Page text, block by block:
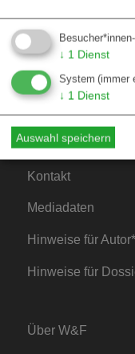
Blog
Bestellen
Fördern
Jubiläum 40 Jahre
Kontakt
Mediadaten
Hinweise für
Hinweise für
Über W&F
↓ 1 Dienst
System (immer
↓ 1 Dienst
Auswahl speichern